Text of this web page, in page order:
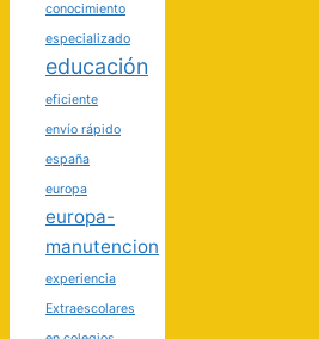
conocimiento
especializado
educación
eficiente
envío rápido
españa
europa
europa-
manutencion
experiencia
Extraescolares